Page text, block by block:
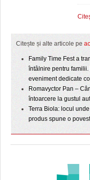
Citește și alte articole pe
Family Time Fest a
întâlnire pentru
eveniment dedicate
Romavyctor Pan –
întoarcere la gustul
Terra Biola: locul
produs spune o